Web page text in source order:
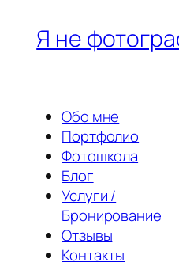
ПерейтиЯ не
Обо мне
Портфолио
Фотошкола
Блог
Услуги /
Бронирование
Отзывы
Контакты